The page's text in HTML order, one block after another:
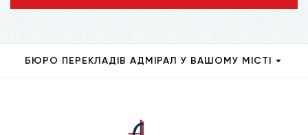
БЮРО ПЕРЕКЛАДІВ АДМІРАЛ У ВАШОМУ МІСТІ